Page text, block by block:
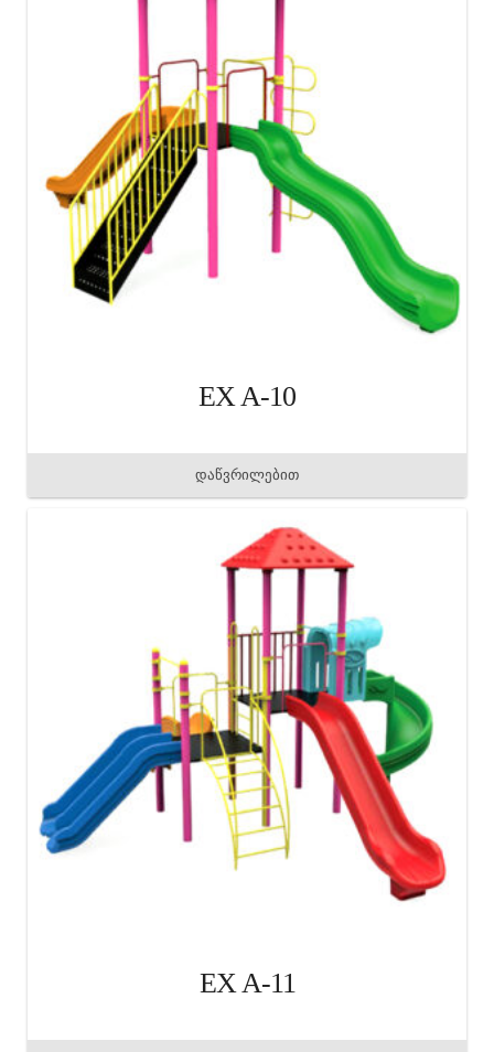
EX A-10
დაწვრილებით
EX A-11